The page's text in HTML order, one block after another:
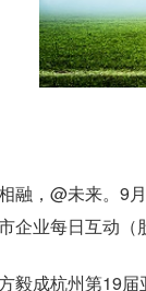
融，@未来。9
企业每日互动（
毅成杭州第19